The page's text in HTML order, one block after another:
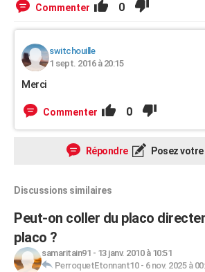
Commenter 0
switchouille
1 sept. 2016 à 20:15
Merci
Commenter 0
Répondre Posez
Discussions similaires
Peut-on coller du placo
placo ?
samaritain91 - 13 janv. 2010 à 10:51
PerroquetEtonnant10- 6 nov. 2025 à